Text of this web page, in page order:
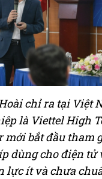
chỉ ra tại Việt
là Viettel High
mới bắt đầu tham
dùng cho điện tử
lực ít và chưa